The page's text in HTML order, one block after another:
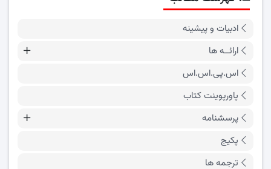
ادبیات و پیشینه
ارائــه ها
اس.پی.اس.اس
پاورپوینت کتاب
پرسشنامه
پکیج
ترجمه ها